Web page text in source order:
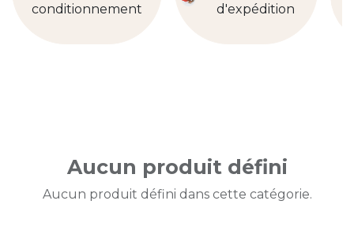
conditionnement
d'expédition
Aucun produit défini
Aucun produit défini dans cette catégorie.